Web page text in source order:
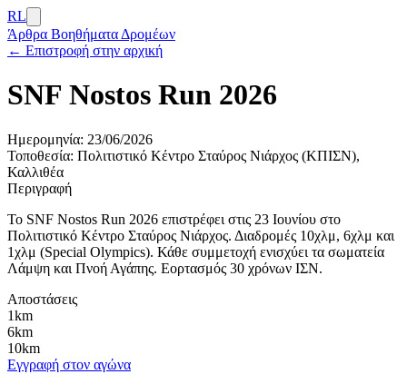
RL
Άρθρα Βοηθήματα Δρομέων
← Επιστροφή στην αρχική
SNF Nostos Run 2026
Ημερομηνία: 23/06/2026
Τοποθεσία: Πολιτιστικό Κέντρο Σταύρος Νιάρχος (ΚΠΙΣΝ),
Καλλιθέα
Περιγραφή
Το SNF Nostos Run 2026 επιστρέφει στις 23 Ιουνίου στο
Πολιτιστικό Κέντρο Σταύρος Νιάρχος. Διαδρομές 10χλμ, 6χλμ και
1χλμ (Special Olympics). Κάθε συμμετοχή ενισχύει τα σωματεία
Λάμψη και Πνοή Αγάπης. Εορτασμός 30 χρόνων ΙΣΝ.
Αποστάσεις
1km
6km
10km
Εγγραφή στον αγώνα